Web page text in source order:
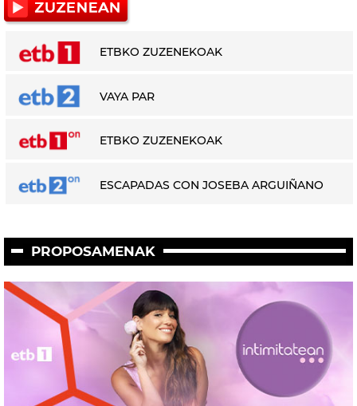
ETBKO ZUZENEKOAK
VAYA PAR
ETBKO ZUZENEKOAK
ESCAPADAS CON JOSEBA ARGUIÑANO
PROPOSAMENAK